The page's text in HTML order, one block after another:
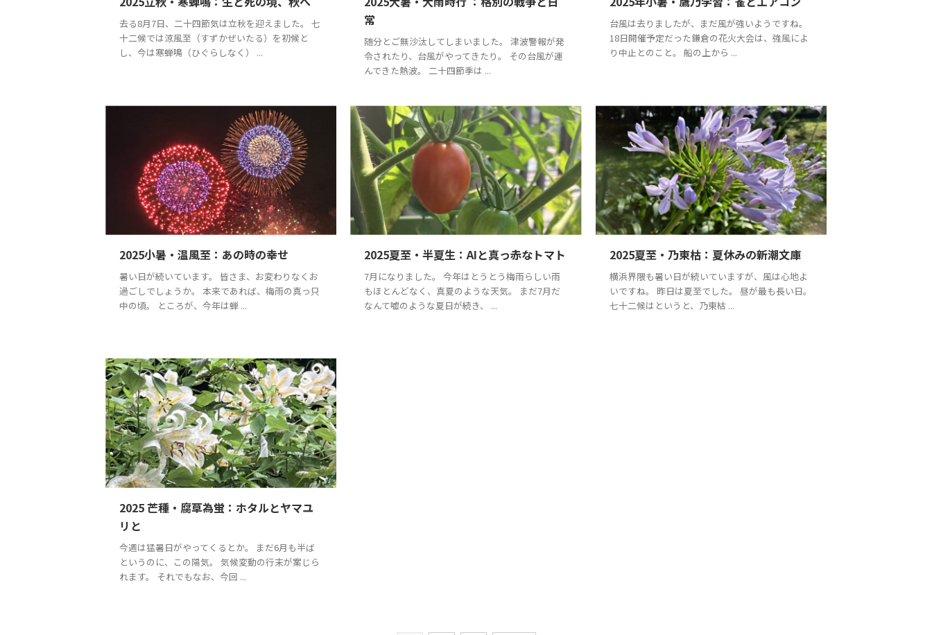
去る8月7日、二十四節気は立秋を迎えました。 七
十二候では涼風至（すずかぜいたる）を初候と
し、今は寒蝉鳴（ひぐらしなく） ...
常
随分とご無沙汰してしまいました。 津波警報が発
令されたり、台風がやってきたり。 その台風が運
んできた熱波。 二十四節季は ...
台風は去りましたが、まだ風が強いようですね。
18日開催予定だった鎌倉の花火大会は、強風によ
り中止とのこと。 船の上から ...
2025小暑・温風至：あの時の幸せ
暑い日が続いています。 皆さま、お変わりなくお
過ごしでしょうか。 本来であれば、梅雨の真っ只
中の頃。 ところが、今年は蝉 ...
2025夏至・半夏生：AIと真っ赤なトマト
7月になりました。 今年はとうとう梅雨らしい雨
もほとんどなく、真夏のような天気。 まだ7月だ
なんて嘘のような夏日が続き、 ...
2025夏至・乃東枯：夏休みの新潮文庫
横浜界隈も暑い日が続いていますが、風は心地よ
いですね。 昨日は夏至でした。 昼が最も長い日。
七十二候はというと、乃東枯 ...
2025 芒種・腐草為蛍：ホタルとヤマユ
リと
今週は猛暑日がやってくるとか。 まだ6月も半ば
というのに、この陽気。 気候変動の行末が案じら
れます。 それでもなお、今回 ...